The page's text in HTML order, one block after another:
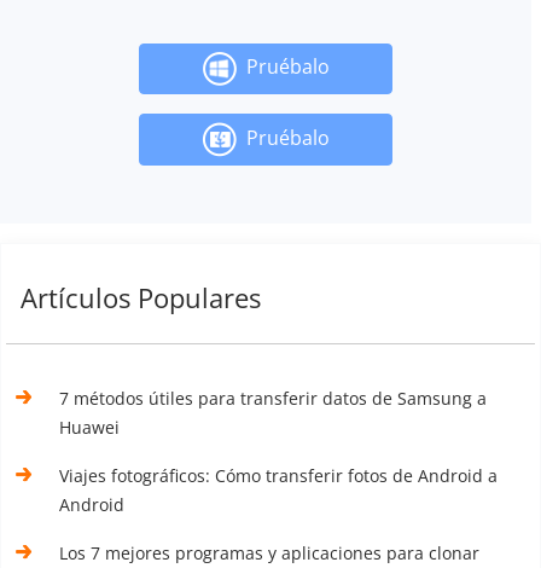
Pruébalo
Pruébalo
Artículos Populares
7 métodos útiles para transferir datos de Samsung a
Huawei
Viajes fotográficos: Cómo transferir fotos de Android a
Android
Los 7 mejores programas y aplicaciones para clonar